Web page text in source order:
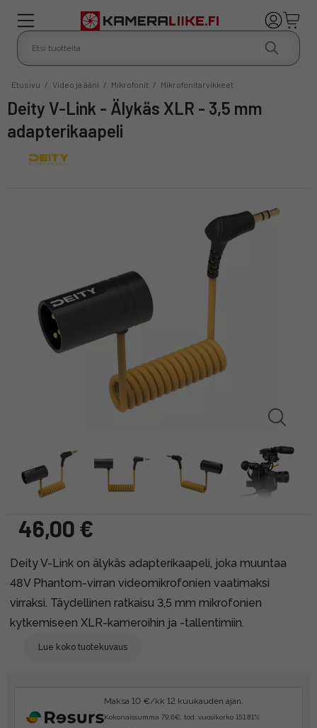
Etusivu / Video ja ääni / Mikrofonit / Mikrofonitarvikkeet
Deity V-Link - Älykäs XLR - 3,5 mm
adapterikaapeli
46,00 €
Deity V-Link on älykäs adapterikaapeli, joka muuntaa
48V Phantom-virran videomikrofonien vaatimaksi
virraksi. Täydellinen ratkaisu 3,5 mm mikrofonien
kytkemiseen XLR-kameroihin ja -tallentimiin.
Lue koko tuotekuvaus
Maksa 10 €/kk 12 kuukauden ajan.
Kokonaissumma 79.6€, tod. vuosikorko 151.81%.